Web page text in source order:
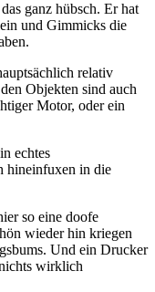
ganz hübsch. Er hat
und Gimmicks die
relativ
Objekten sind auch
Motor, oder ein
echtes
hineinfuxen in die
so eine doofe
wieder hin kriegen
Und ein Drucker
wirklich